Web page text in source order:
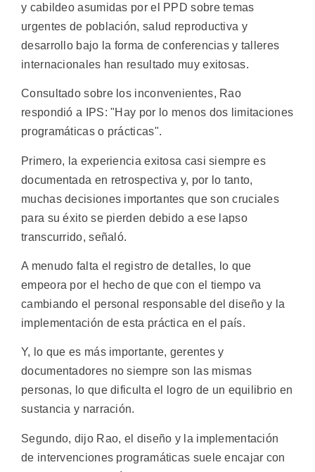
y cabildeo asumidas por el PPD sobre temas
urgentes de población, salud reproductiva y
desarrollo bajo la forma de conferencias y talleres
internacionales han resultado muy exitosas.
Consultado sobre los inconvenientes, Rao
respondió a IPS: "Hay por lo menos dos limitaciones
programáticas o prácticas".
Primero, la experiencia exitosa casi siempre es
documentada en retrospectiva y, por lo tanto,
muchas decisiones importantes que son cruciales
para su éxito se pierden debido a ese lapso
transcurrido, señaló.
A menudo falta el registro de detalles, lo que
empeora por el hecho de que con el tiempo va
cambiando el personal responsable del diseño y la
implementación de esta práctica en el país.
Y, lo que es más importante, gerentes y
documentadores no siempre son las mismas
personas, lo que dificulta el logro de un equilibrio en
sustancia y narración.
Segundo, dijo Rao, el diseño y la implementación
de intervenciones programáticas suele encajar con